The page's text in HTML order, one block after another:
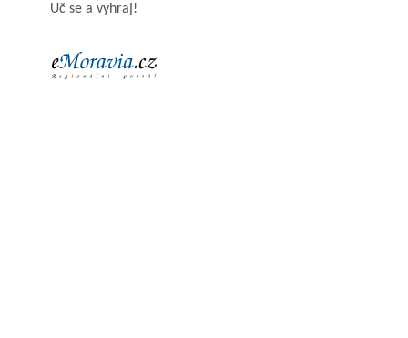
Uč se a vyhraj!